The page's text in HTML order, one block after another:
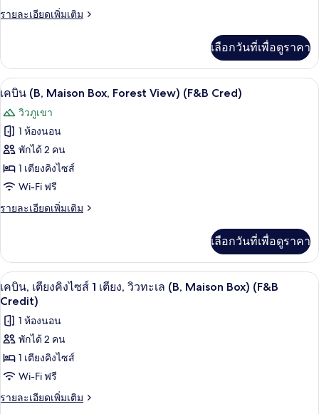
Access)
1
วิว
ทะเล
(X)
(Minibar
&
Lounge
Access)
รายละเอียดเพิ่มเติม
ราย
เกี่ยว
กับ
เคบิน,
คิง
ไซส์
เตียง,
วิว
ทะเล
(X)
(Minibar
เลือกวันที่เพื่อดูราคา
เปิด
ภาพถ่าย
ทั้งหมด
ของ
เคบิน
(B,
Maison
View)
(F&B
Cred)
เครื่องนอนระดับพรีเมียม, ผ้านวมขนเ
8
เคบิน (B, Maison Box, Forest View) (F&B Cred)
วิวภูเขา
1 ห้องนอน
พักได้ 2 คน
1 เตียงคิงไซส์
Wi-Fi ฟรี
รายละเอียดเพิ่มเติม
ราย
เกี่ยว
กับ
เคบิน
(B,
Maison
Box,
Forest
(F&B
Cred)
เลือกวันที่เพื่อดูราคา
เปิด
ภาพถ่าย
ทั้งหมด
ของ
เคบิน,
เตียง
คิง
เครื่องนอนระดับพรีเมียม, ผ้านวมขนเ
10
เคบิน, เตียงคิงไซส์ 1 เตียง, วิวทะเล (B, Maison Box) (F&B
Credit)
1 ห้องนอน
พักได้ 2 คน
1 เตียงคิงไซส์
Wi-Fi ฟรี
รายละเอียดเพิ่มเติม
ราย